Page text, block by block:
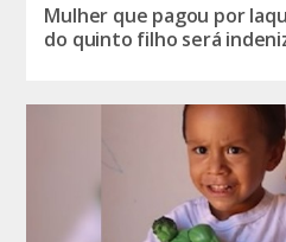
Mulher que pagou por
do quinto filho será